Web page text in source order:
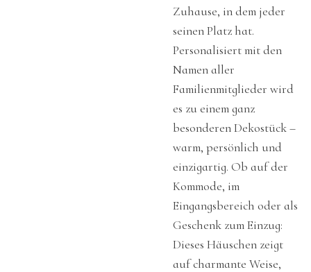
Zuhause, in dem jeder
seinen Platz hat.
Personalisiert mit den
Namen aller
Familienmitglieder wird
es zu einem ganz
besonderen Dekostück –
warm, persönlich und
einzigartig. Ob auf der
Kommode, im
Eingangsbereich oder als
Geschenk zum Einzug:
Dieses Häuschen zeigt
auf charmante Weise,